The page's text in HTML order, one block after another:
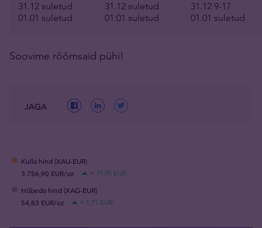
31.12 suletud
01.01 suletud
31.12 suletud
01.01 suletud
31.12 9-17
01.01 suletud
Soovime rõõmsaid pühi!
JAGA
Kulla hind (XAU-EUR)
3 756,90 EUR/oz
+ 79,95 EUR
Hõbeda hind (XAG-EUR)
54,83 EUR/oz
+ 1,71 EUR